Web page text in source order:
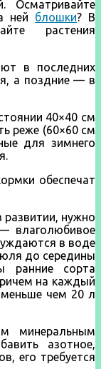
Осматривайте
ней блошки? В
растения
в последних
а поздние — в
40×40 см
реже (60×60 см
для зимнего
обеспечат
развитии, нужно
влаголюбивое
в воде
до середины
ранние сорта
на каждый
чем 20 л
минеральным
азотное,
его требуется